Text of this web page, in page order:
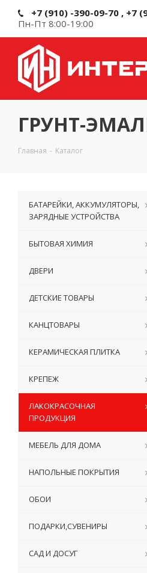
+7 (910) -390-09-70 , +7
Пн-Пт 8:00-19:00
ГРУНТ-
Главная - Каталог
БАТАРЕЙКИ, АККУМУЛЯТОРЫ,
ЗАРЯДНЫЕ УСТРОЙСТВА
БЫТОВАЯ ХИМИЯ
ДВЕРИ
ДЕТСКИЕ ТОВАРЫ
КАНЦТОВАРЫ
КЕРАМИЧЕСКАЯ ПЛИТКА
КРЕПЕЖ
ЛАКОКРАСОЧНАЯ
ПРОДУКЦИЯ
МЕБЕЛЬ ДЛЯ ДОМА
НАПОЛЬНЫЕ ПОКРЫТИЯ
ОБОИ
ПОДАРКИ,СУВЕНИРЫ
САД И ДОСУГ